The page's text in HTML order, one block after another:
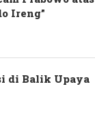
Ireng”
di Balik Upaya